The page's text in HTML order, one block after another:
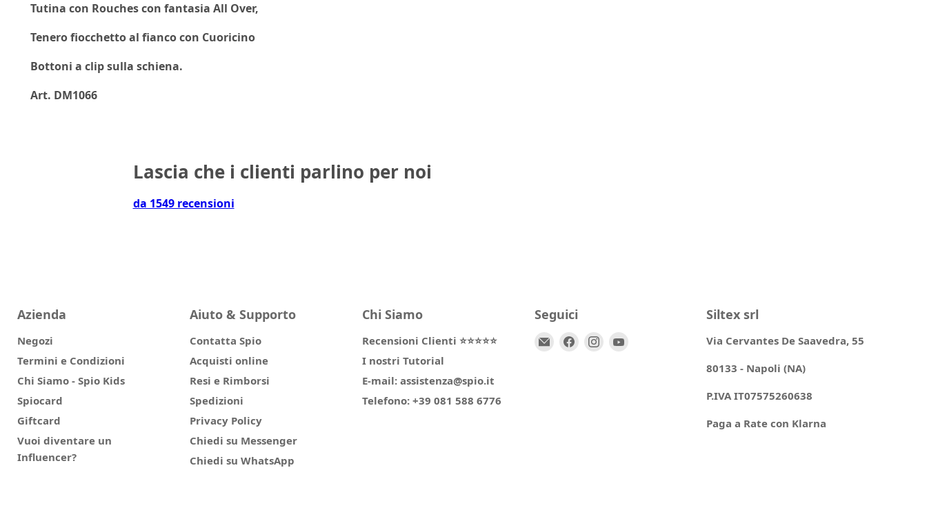
Tutina con Rouches con fantasia All Over,
Tenero fiocchetto al fianco con Cuoricino
Bottoni a clip sulla schiena.
Art. DM1066
Lascia che i clienti parlino per noi
da 1549 recensioni
Azienda
Negozi
Termini e Condizioni
Chi Siamo - Spio Kids
Spiocard
Giftcard
Vuoi diventare un
Influencer?
Aiuto & Supporto
Contatta Spio
Acquisti online
Resi e Rimborsi
Spedizioni
Privacy Policy
Chiedi su Messenger
Chiedi su WhatsApp
Chi Siamo
Recensioni Clienti ⭐⭐⭐⭐⭐
I nostri Tutorial
E-mail: assistenza@spio.it
Telefono: +39 081 588 6776
Seguici
Email
TrovaciTrovaci
Siltex srl
Via Cervantes De Saavedra, 55
80133 - Napoli (NA)
P.IVA IT07575260638
Paga a Rate con Klarna